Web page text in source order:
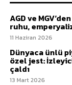
AGD ve
ruhu,
11 Haziran 2026
Dünyaca ünlü
özel jest:
çaldı
13 Mart 2026